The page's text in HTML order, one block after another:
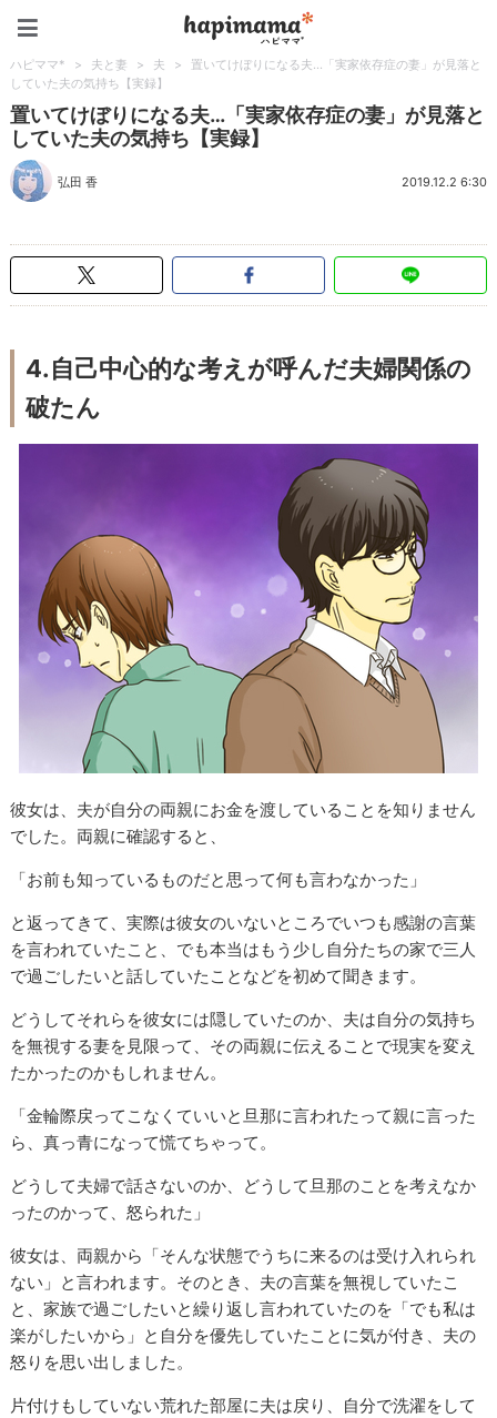
ハピママ* > 夫と妻 > 夫 >
置いてけぼりになる夫…「実家依存症の妻」が見落と
していた夫の気持ち【実録】
置いてけぼりになる夫…「実家依存症の妻」が見落と
していた夫の気持ち【実録】
弘田 香 2019.12.2 6:30
4.自己中心的な考えが呼んだ夫婦関係の
破たん
彼女は、夫が自分の両親にお金を渡していることを知りません
でした。両親に確認すると、
「お前も知っているものだと思って何も言わなかった」
と返ってきて、実際は彼女のいないところでいつも感謝の言葉
を言われていたこと、でも本当はもう少し自分たちの家で三人
で過ごしたいと話していたことなどを初めて聞きます。
どうしてそれらを彼女には隠していたのか、夫は自分の気持ち
を無視する妻を見限って、その両親に伝えることで現実を変え
たかったのかもしれません。
「金輪際戻ってこなくていいと旦那に言われたって親に言った
ら、真っ青になって慌てちゃって。
どうして夫婦で話さないのか、どうして旦那のことを考えなか
ったのかって、怒られた」
彼女は、両親から「そんな状態でうちに来るのは受け入れられ
ない」と言われます。そのとき、夫の言葉を無視していたこ
と、家族で過ごしたいと繰り返し言われていたのを「でも私は
楽がしたいから」と自分を優先していたことに気が付き、夫の
怒りを思い出しました。
片付けもしていない荒れた部屋に夫は戻り、自分で洗濯をして